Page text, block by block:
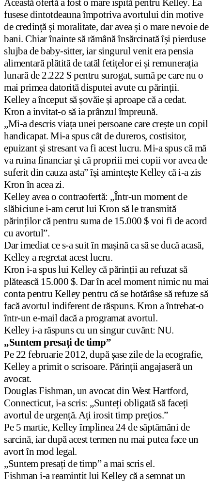
Această ofertă a fost o mare ispită pentru Kelley. Ea
fusese dintotdeauna împotriva avortului din motive
de credință și moralitate, dar avea și o mare nevoie de
bani. Chiar înainte să rămână însărcinată își pierduse
slujba de baby-sitter, iar singurul venit era pensia
alimentară plătită de tatăl fetițelor ei și remunerația
lunară de 2.222 $ pentru surogat, sumă pe care nu o
mai primea datorită disputei avute cu părinții.
Kelley a început să șovăie și aproape că a cedat.
Kron a invitat-o să ia prânzul împreună.
„Mi-a descris viața unei persoane care crește un copil
handicapat. Mi-a spus cât de dureros, costisitor,
epuizant și stresant va fi acest lucru. Mi-a spus că mă
va ruina financiar și că propriii mei copii vor avea de
suferit din cauza asta” își amintește Kelley că i-a zis
Kron în acea zi.
Kelley avea o contraofertă: „Într-un moment de
slăbiciune i-am cerut lui Kron să le transmită
părinților că pentru suma de 15.000 $ voi fi de acord
cu avortul”.
Dar imediat ce s-a suit în mașină ca să se ducă acasă,
Kelley a regretat acest lucru.
Kron i-a spus lui Kelley că părinții au refuzat să
plătească 15.000 $. Dar în acel moment nimic nu mai
conta pentru Kelley pentru că se hotărâse să refuze să
facă avortul indiferent de răspuns. Kron a întrebat-o
într-un e-mail dacă a programat avortul.
Kelley i-a răspuns cu un singur cuvânt: NU.
„Suntem presați de timp”
Pe 22 februarie 2012, după șase zile de la ecografie,
Kelley a primit o scrisoare. Părinții angajaseră un
avocat.
Douglas Fishman, un avocat din West Hartford,
Connecticut, i-a scris: „Sunteți obligată să faceți
avortul de urgență. Ați irosit timp prețios.”
Pe 5 martie, Kelley împlinea 24 de săptămâni de
sarcină, iar după acest termen nu mai putea face un
avort în mod legal.
„Suntem presați de timp” a mai scris el.
Fishman i-a reamintit lui Kelley că a semnat un